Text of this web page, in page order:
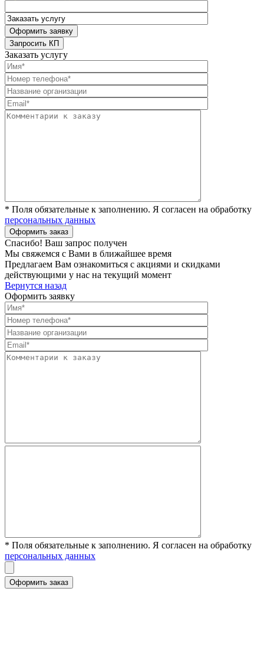
Заказать услугу
* Поля обязательные к заполнению. Я согласен на обработку
персональных данных
Спасибо! Ваш запрос получен
Мы свяжемся с Вами в ближайшее время
Предлагаем Вам ознакомиться с акциями и скидками
действующими у нас на текущий момент
Вернутся назад
Оформить заявку
* Поля обязательные к заполнению. Я согласен на обработку
персональных данных